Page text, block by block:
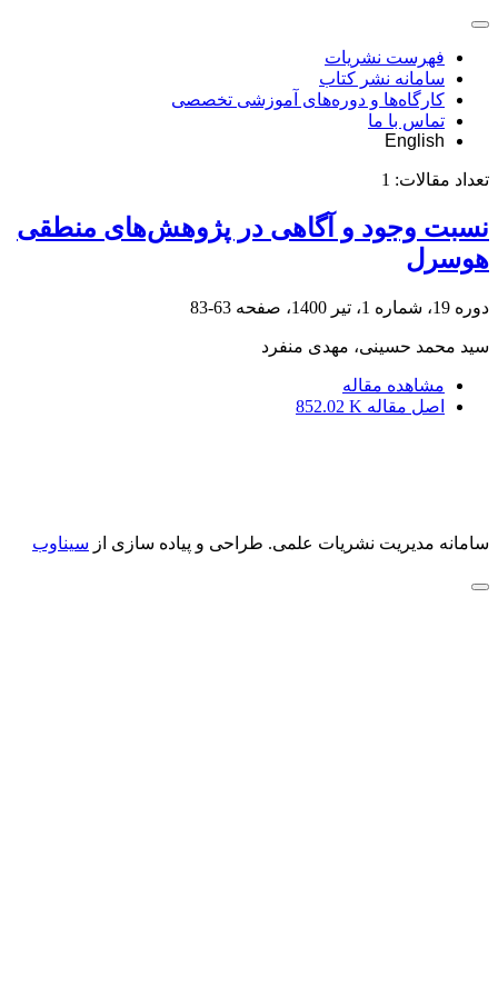
فهرست نشریات
سامانه نشر کتاب
کارگاه‌ها و دوره‌های آموزشی تخصصی
تماس با ما
English
تعداد مقالات: 1
نسبت وجود و آگاهی در پژوهش‌های منطقی
هوسرل
دوره 19، شماره 1، تیر 1400، صفحه 63-83
سید محمد حسینی، مهدی منفرد
مشاهده مقاله
اصل مقاله 852.02 K
سامانه مدیریت نشریات علمی. طراحی و پیاده سازی از سیناوب